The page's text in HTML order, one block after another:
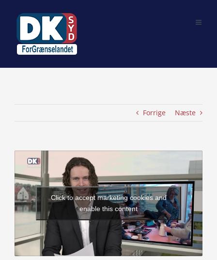
Forrige Næste
View
Larger
Image
Click to accept marketing cookies and
enable this content